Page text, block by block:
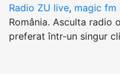
Radio ZU live, magic fm
România. Asculta radio
preferat într-un singur